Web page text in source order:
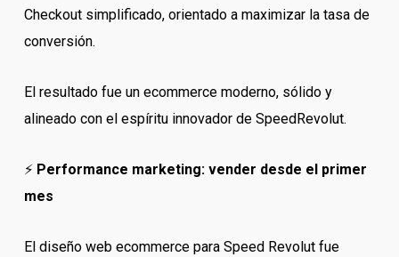
Checkout simplificado, orientado a maximizar la tasa de
conversión.
El resultado fue un ecommerce moderno, sólido y
alineado con el espíritu innovador de SpeedRevolut.
⚡ Performance marketing: vender desde el primer
mes
El diseño web ecommerce para Speed Revolut fue